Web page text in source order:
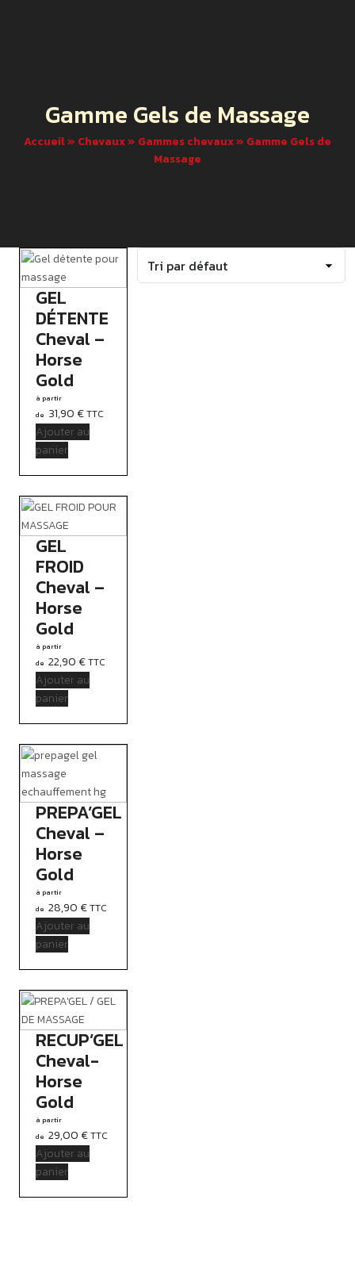
Gamme Gels de Massage
Accueil» Chevaux» Gammes chevaux» Gamme Gels de
Massage
GEL
DÉTENTE
Cheval –
Horse
Gold
31,90 €TTC
Ajouter au
panier
GEL
FROID
Cheval –
Horse
Gold
22,90 €TTC
Ajouter au
panier
PREPA’GEL
Cheval –
Horse
Gold
28,90 €TTC
Ajouter au
panier
RECUP’GEL
Cheval-
Horse
Gold
29,00 €TTC
Ajouter au
panier